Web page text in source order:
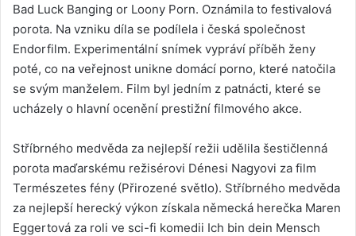
Bad Luck Banging or Loony Porn. Oznámila to festivalová
porota. Na vzniku díla se podílela i česká společnost
Endorfilm. Experimentální snímek vypráví příběh ženy
poté, co na veřejnost unikne domácí porno, které natočila
se svým manželem. Film byl jedním z patnácti, které se
ucházely o hlavní ocenění prestižní filmového akce.
Stříbrného medvěda za nejlepší režii udělila šestičlenná
porota maďarskému režisérovi Dénesi Nagyovi za film
Természetes fény (Přirozené světlo). Stříbrného medvěda
za nejlepší herecký výkon získala německá herečka Maren
Eggertová za roli ve sci-fi komedii Ich bin dein Mensch